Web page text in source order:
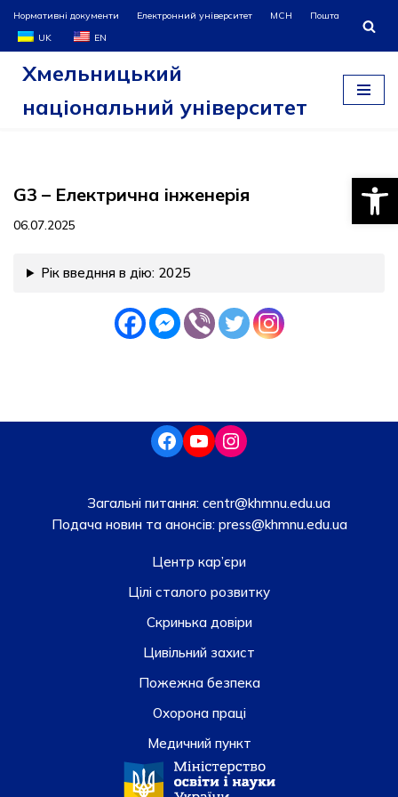
Перейти
до
Нормативні документи Електронний університет МСН
Пошта
UK
EN
Хмельницький
національний університет
G3 – Електрична інженерія
06.07.2025
Рік введння в дію: 2025
Загальні питання: centr@khmnu.edu.ua
Подача новин та анонсів:press@khmnu.edu.ua
Центр кар’єри
Цілі сталого розвитку
Скринька довiри
Цивільний захист
Пожежна безпека
Охорона праці
Медичний пункт